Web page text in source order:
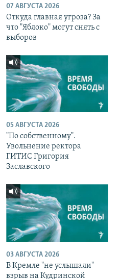
07 АВГУСТА 2026
Откуда главная угроза? За
что "Яблоко" могут снять с
выборов
05 АВГУСТА 2026
"По собственному".
Увольнение ректора
ГИТИС Григория
Заславского
03 АВГУСТА 2026
В Кремле "не услышали"
взрыв на Кудринской